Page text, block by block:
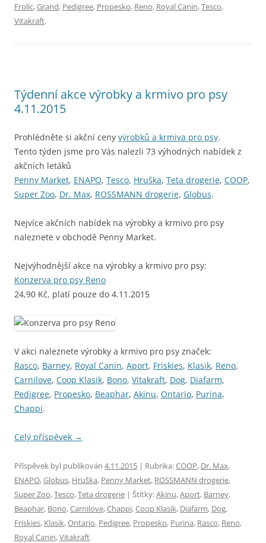
Frolic,Grand, Pedigree, Propesko, Reno, Royal Canin,Tesco,
Vitakraft.
Týdenní akce výrobky a krmivo pro psy
4.11.2015
Prohlédněte si akční ceny výrobků a krmiva pro psy.
Tento týden jsme pro Vás nalezli 73 výhodných nabídek z
akčních letáků
Penny Market, ENAPO, Tesco, Hruška, Teta drogerie, COOP,
Super Zoo, Dr. Max, ROSSMANN drogerie, Globus.
Nejvíce akčních nabídek na výrobky a krmivo pro psy
naleznete v obchodě Penny Market.
Nejvýhodnější akce na výrobky a krmivo pro psy:
Konzerva pro psy Reno
24,90 Kč, platí pouze do 4.11.2015
V akci naleznete výrobky a krmivo pro psy značek:
Rasco, Barney, Royal Canin, Aport, Friskies, Klasik, Reno,
Carnilove, Coop Klasik, Bono, Vitakraft, Dog, Diafarm,
Pedigree, Propesko, Beaphar, Akinu, Ontario, Purina,
Chappi.
Celý příspěvek →
Příspěvek byl publikován 4.11.2015 | Rubrika:COOP, Dr. Max,
ENAPO,Globus, Hruška, Penny Market, ROSSMANN drogerie,
Super Zoo,Tesco,Teta drogerie | Štítky:Akinu,Aport, Barney,
Beaphar, Bono,Carnilove,Chappi,Coop Klasik, Diafarm, Dog,
Friskies, Klasik,Ontario, Pedigree, Propesko, Purina, Rasco, Reno,
Royal Canin,Vitakraft.